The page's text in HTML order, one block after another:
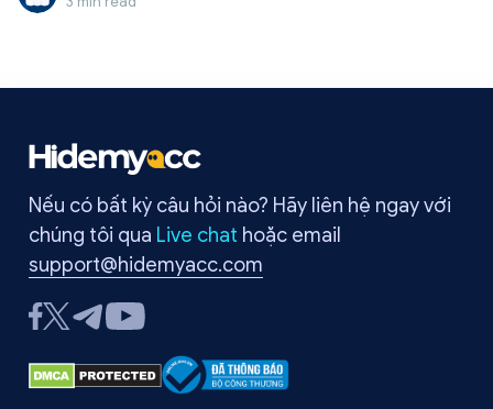
thường đến từ việc hệ thống PayPal phát hiện dấu hiệu bất
nhưng đã phát sinh hoạt động có rủi ro cao. Trong trường hợp
khoản bị khóa để xử lý theo đúng hướng. Bài viết dưới đây,
Hidemyacc sẽ hướng dẫn chi tiết từ A-Z cách gỡ khóa an
phòng tránh triệt để tình trạng này lặp lại trong tương lai.
Nếu có bất kỳ câu hỏi nào? Hãy liên hệ ngay với
chúng tôi qua Live chat hoặc email
support@hidemyacc.com